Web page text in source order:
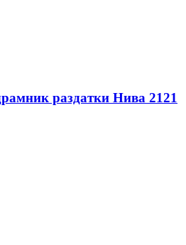
раздатки Нива 2121